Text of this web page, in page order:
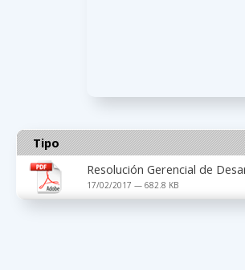
Tipo
Resolución Gerencial de
17/02/2017 — 682.8 KB